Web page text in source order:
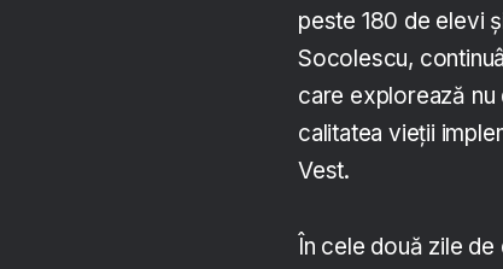
peste 180 de elevi
Socolescu,
care explorează
calitatea vieții
Vest.
În cele două zile